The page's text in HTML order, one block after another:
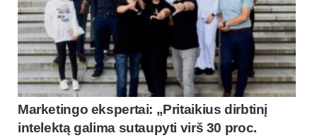
Marketingo ekspertai: „Pritaikius dirbtinį
intelektą galima sutaupyti virš 30 proc.